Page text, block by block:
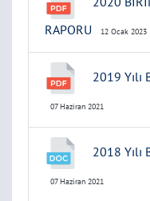
RAPORU
12 Ocak 2023
2019
07 Haziran 2021
2018
07 Haziran 2021